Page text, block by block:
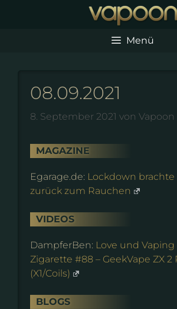
Menü
08.09.2021
8. September 2021 von Vapoon
MAGAZINE
Egarage.de: Lockdown
zurück zum Rauchen
VIDEOS
DampferBen: Love und Vaping
Zigarette #88 – GeekVape ZX 2
(X1/Coils)
BLOGS